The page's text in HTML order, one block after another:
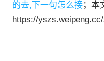
的去,下一句怎么接；本
https://yszs.weipeng.cc/